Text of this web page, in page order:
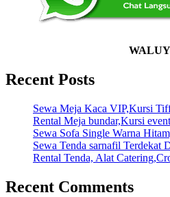
Recent Posts
Sewa Meja Kaca VIP,Kursi
Rental Meja bundar,Kursi
Sewa Sofa Single Warna
Sewa Tenda sarnafil Terdekat
Rental Tenda, Alat
Recent Comments